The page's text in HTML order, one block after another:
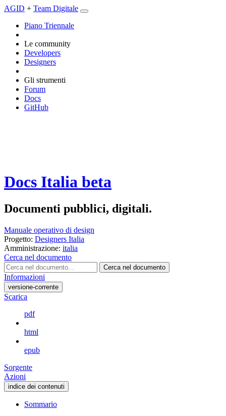
AGID + Team Digitale
Piano Triennale
Le community
Developers
Designers
Gli strumenti
Forum
Docs
GitHub
Docs Italia beta
Documenti pubblici, digitali.
Manuale operativo di design
Progetto: Designers Italia
Amministrazione: italia
Cerca nel documento
Cerca nel documento
Informazioni
versione-corrente
Scarica
pdf
html
epub
Sorgente
Azioni
indice dei contenuti
Sommario